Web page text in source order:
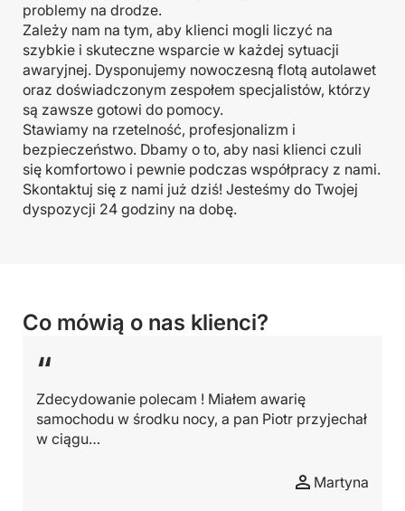
problemy na drodze.
Zależy nam na tym, aby klienci mogli liczyć na
szybkie i skuteczne wsparcie w każdej sytuacji
awaryjnej. Dysponujemy nowoczesną flotą autolawet
oraz doświadczonym zespołem specjalistów, którzy
są zawsze gotowi do pomocy.
Stawiamy na rzetelność, profesjonalizm i
bezpieczeństwo. Dbamy o to, aby nasi klienci czuli
się komfortowo i pewnie podczas współpracy z nami.
Skontaktuj się z nami już dziś! Jesteśmy do Twojej
dyspozycji 24 godziny na dobę.
Co mówią o nas klienci?
“
Zdecydowanie polecam ! Miałem awarię
samochodu w środku nocy, a pan Piotr przyjechał
w ciągu…
Martyna